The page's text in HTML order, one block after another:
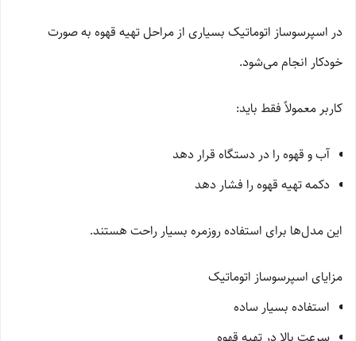
در اسپرسوساز اتوماتیک بسیاری از مراحل تهیه قهوه به صورت
خودکار انجام می‌شود.
کاربر معمولاً فقط باید:
آب و قهوه را در دستگاه قرار دهد
دکمه تهیه قهوه را فشار دهد
این مدل‌ها برای استفاده روزمره بسیار راحت هستند.
مزایای اسپرسوساز اتوماتیک
استفاده بسیار ساده